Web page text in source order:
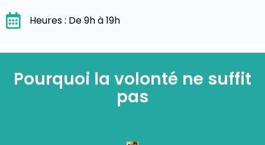
Heures : De 9h à 19h
Pourquoi la volonté ne suffit
pas